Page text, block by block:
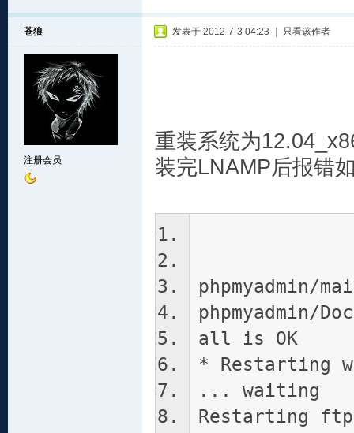
苍狼
注册会员
发表于 2012-7-3 04:23 只看该作者
重装系统为
装完LNAMP后报错
phpmyadmin/
phpmyadmin/
all is OK
* Restarting
... waiting
Restarting